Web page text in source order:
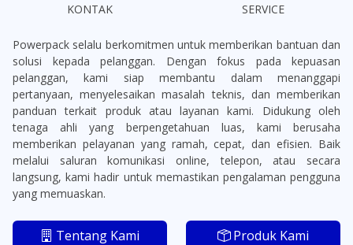
KONTAK SERVICE
Powerpack selalu berkomitmen untuk memberikan bantuan dan
solusi kepada pelanggan. Dengan fokus pada kepuasan
pelanggan, kami siap membantu dalam menanggapi
pertanyaan, menyelesaikan masalah teknis, dan memberikan
panduan terkait produk atau layanan kami. Didukung oleh
tenaga ahli yang berpengetahuan luas, kami berusaha
memberikan pelayanan yang ramah, cepat, dan efisien. Baik
melalui saluran komunikasi online, telepon, atau secara
langsung, kami hadir untuk memastikan pengalaman pengguna
yang memuaskan.
Tentang Kami Produk Kami